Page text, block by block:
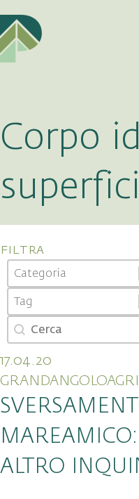
Corpo
filtra
Categoria
Select content
Select content
Tag
Select content
Select content
Cerca
Search content
17.04.20
ALTRO